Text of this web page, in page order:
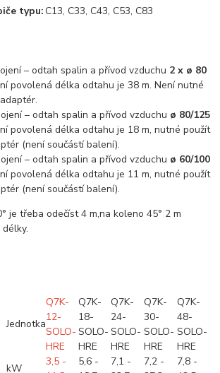
typu:C13, C33, C43, C53, C83
– odtah spalin a přívod vzduchu 2 x ø 80
povolená délka odtahu je 38 m. Není nutné
– odtah spalin a přívod vzduchu ø 80/125
povolená délka odtahu je 18 m, nutné použít
(není součástí balení).
– odtah spalin a přívod vzduchu ø 60/100
povolená délka odtahu je 11 m, nutné použít
(není součástí balení).
je třeba odečíst 4 m,na koleno 45° 2 m
Jednotka
Q7K-
12-
SOLO-
HRE
Q7K-
18-
SOLO-
HRE
Q7K-
24-
SOLO-
HRE
Q7K-
30-
SOLO-
HRE
Q7K-
48-
SOLO-
HRE
kW
3,5 -
5,6 -
7,1 -
7,2 -
7,8 -